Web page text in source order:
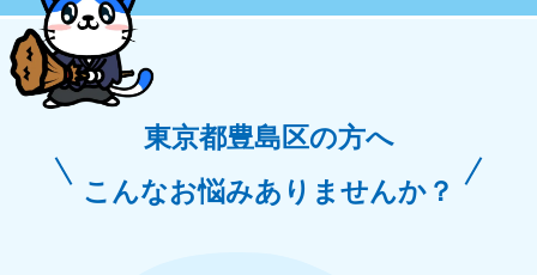
東京都豊島区の方へ
こんなお悩みありませんか？